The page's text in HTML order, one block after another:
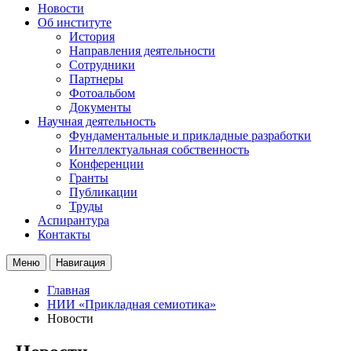
Новости
Об институте
История
Направления деятельности
Сотрудники
Партнеры
Фотоальбом
Документы
Научная деятельность
Фундаментальные и прикладные разработки
Интеллектуальная собственность
Конференции
Гранты
Публикации
Труды
Аспирантура
Контакты
Меню Навигация
Главная
НИИ «Прикладная семиотика»
Новости